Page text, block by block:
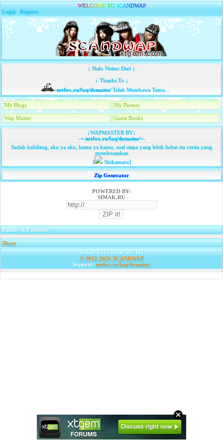
WELCOME TO SCANDWAP
Login |Register
↓ Halo Visitor Dari ↓
↓ Thanks To ↓
netfox.ru/faq/domains/Telah Membawa Tamu...
My Blogs My Partner
Wap Master Guest Books
↓WAPMASTER BY↓
-=netfox.ru/faq/domains/=-
Sudah kubilang, aku ya aku, kamu ya kamu, soal siapa yang lebih hebat itu cerita yang
membosankan
[
Shikamaru]
Zip Generator
POWERED BY:
SIMAK.RU
Banner & Partners
Share|
Today: 253 | Total: 297411
© 2012-2026 SCANDWAP
Support: netfox.ru/faq/domains/